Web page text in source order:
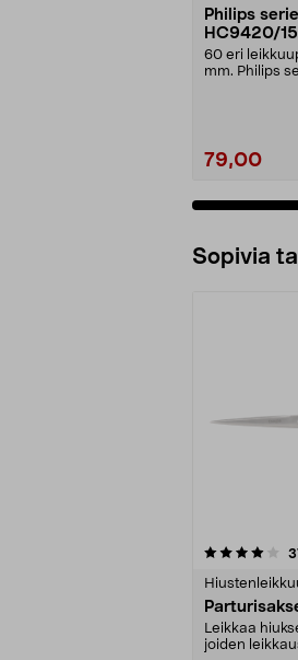
Philips
HC9420/
60 eri
mm. Philips
79,00
Sopivia
Leikkaa
joiden